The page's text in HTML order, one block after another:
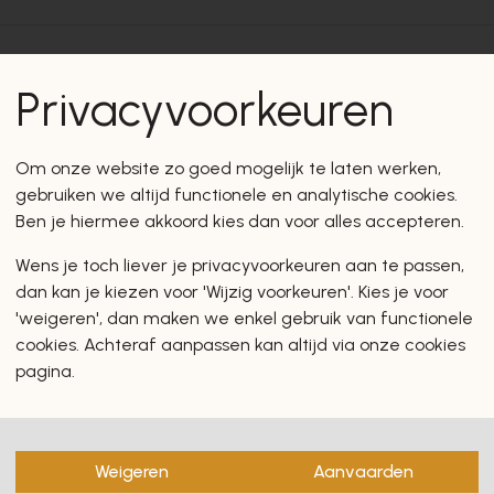
zullen u zeker en vast
Privacyvoorkeuren
Om onze website zo goed mogelijk te laten werken,
gebruiken we altijd functionele en analytische cookies.
Ben je hiermee akkoord kies dan voor alles accepteren.
Wens je toch liever je privacyvoorkeuren aan te passen,
dan kan je kiezen voor 'Wijzig voorkeuren'. Kies je voor
'weigeren', dan maken we enkel gebruik van functionele
cookies. Achteraf aanpassen kan altijd via onze cookies
pagina.
Weigeren Aanvaarden